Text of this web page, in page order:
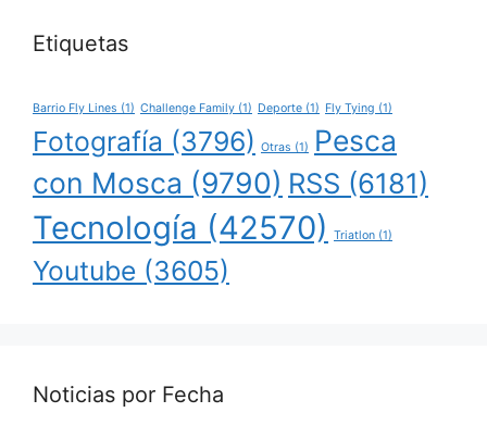
Etiquetas
Barrio Fly Lines (1) Challenge Family (1) Deporte (1) Fly Tying (1)
Fotografía (3796) Otras (1)
Pesca
con Mosca (9790) RSS (6181)
Tecnología (42570) Triatlon (1)
Youtube (3605)
Noticias por Fecha